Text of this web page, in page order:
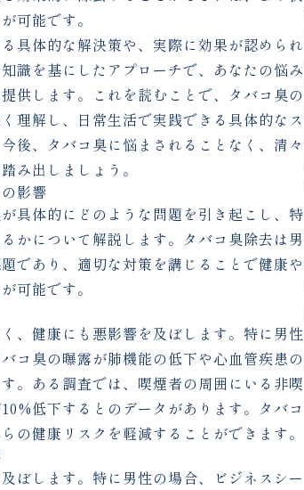
可能です。
具体的な解決策や、実際に効果が認められ
識を基にしたアプローチで、あなたの悩み
供します。これを読むことで、タバコ臭の
理解し、日常生活で実践できる具体的なス
後、タバコ臭に悩まされることなく、清々
み出しましょう。
影響
具体的にどのような問題を引き起こし、特
かについて解説します。タバコ臭除去は男
であり、適切な対策を講じることで健康や
可能です。
、健康にも悪影響を及ぼします。特に男性
コ臭の曝露が肺機能の低下や心血管疾患の
。ある調査では、喫煙者の周囲にいる非喫
低下するとのデータがあります。タバコ
の健康リスクを軽減することができます。
ぼします。特に男性の場合、ビジネスシー